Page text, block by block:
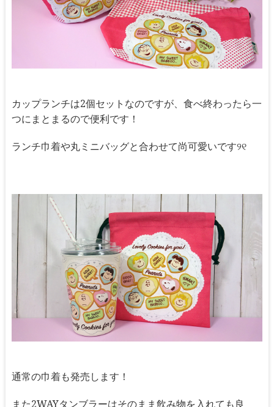
カップランチは2個セットなのですが、食べ終わったら一
つにまとまるので便利です！
ランチ巾着や丸ミニバッグと合わせて尚可愛いです୨୧
通常の巾着も発売します！
また2WAYタンブラーはそのまま飲み物を入れても良